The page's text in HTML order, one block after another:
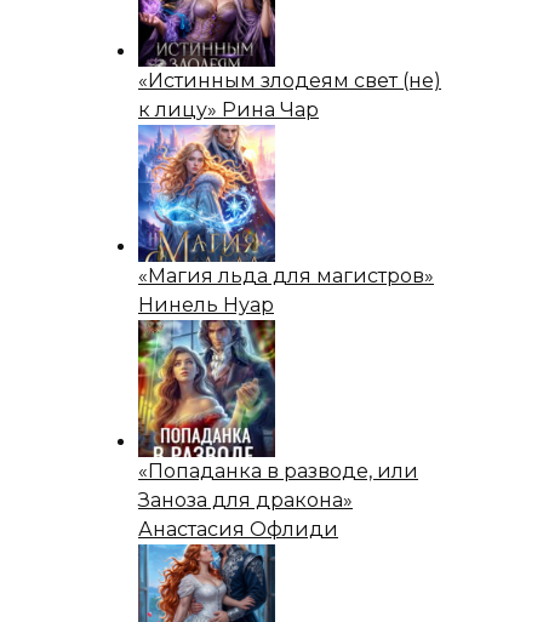
«Истинным злодеям свет (не)
к лицу» Рина Чар
«Магия льда для магистров»
Нинель Нуар
«Попаданка в разводе, или
Заноза для дракона»
Анастасия Офлиди